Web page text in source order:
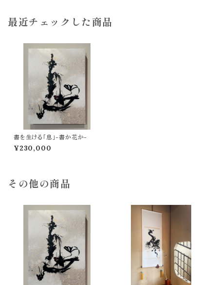
最近チェックした商品
書を生ける「息」-書か花か-
¥230,000
その他の商品